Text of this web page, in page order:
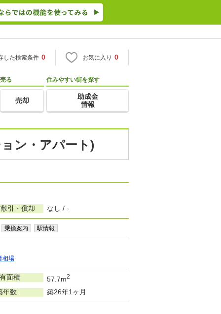
した検索条件 0 お気に入り 0
売る
売却
住みやすい街を探す
助成金
情報
ン・アパート)
引・償却 なし / -
乗換案内 駅情報
相場
面積 57.7m2
年数 築26年1ヶ月